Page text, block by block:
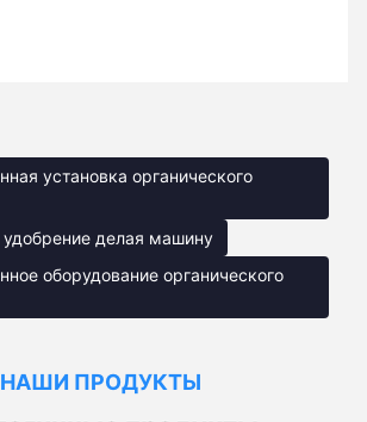
установка органического
удобрение делая машину
оборудование органического
НАШИ ПРОДУКТЫ